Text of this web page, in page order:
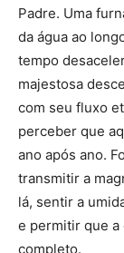
Padre. Uma
da água ao
tempo
majestosa
com seu fluxo
perceber que
ano após ano.
transmitir a
lá, sentir a
e permitir que a
completo.